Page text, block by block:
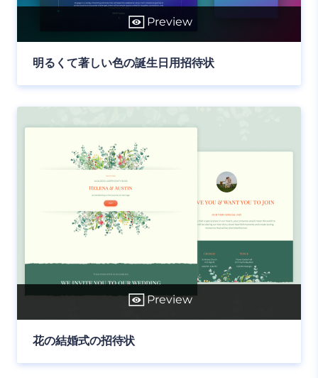
Preview
明るくて著しい色の誕生日用招待状
Preview
花の結婚式の招待状